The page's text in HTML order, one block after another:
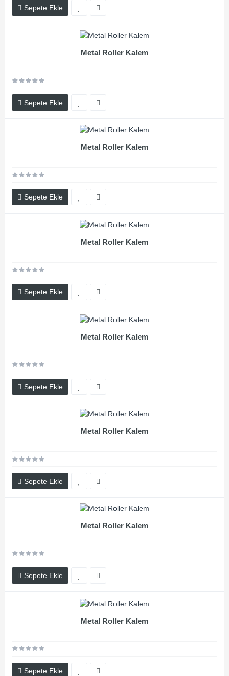
Sepete Ekle
Metal Roller Kalem
Sepete Ekle
Metal Roller Kalem
Sepete Ekle
Metal Roller Kalem
Sepete Ekle
Metal Roller Kalem
Sepete Ekle
Metal Roller Kalem
Sepete Ekle
Metal Roller Kalem
Sepete Ekle
Metal Roller Kalem
Sepete Ekle